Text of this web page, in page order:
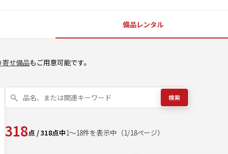
備品レンタル
寄せ備品もご用意可能です。
検索
318点 /318点中1～18件を表示中 （1/18ページ）